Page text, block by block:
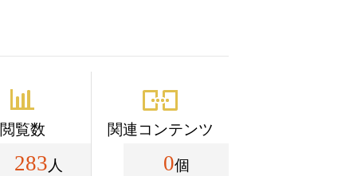
閲覧数
283 人
関連コンテンツ
0個